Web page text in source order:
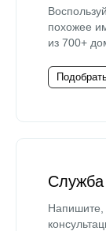
похожее
из 700+